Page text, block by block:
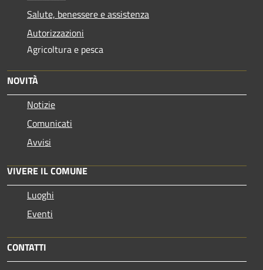
Salute, benessere e assistenza
Autorizzazioni
Agricoltura e pesca
NOVITÀ
Notizie
Comunicati
Avvisi
VIVERE IL COMUNE
Luoghi
Eventi
CONTATTI